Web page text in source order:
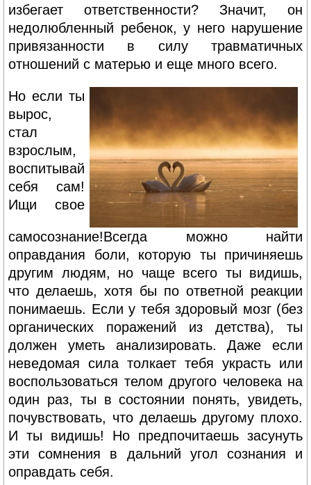
избегает ответственности? Значит, он
недолюбленный ребенок, у него нарушение
привязанности в силу травматичных
отношений с матерью и еще много всего.
Но если ты
вырос,
стал
взрослым,
воспитывай
себя сам!
Ищи свое
самосознание!Всегда можно найти
оправдания боли, которую ты причиняешь
другим людям, но чаще всего ты видишь,
что делаешь, хотя бы по ответной реакции
понимаешь. Если у тебя здоровый мозг (без
органических поражений из детства), ты
должен уметь анализировать. Даже если
неведомая сила толкает тебя украсть или
воспользоваться телом другого человека на
один раз, ты в состоянии понять, увидеть,
почувствовать, что делаешь другому плохо.
И ты видишь! Но предпочитаешь засунуть
эти сомнения в дальний угол сознания и
оправдать себя.